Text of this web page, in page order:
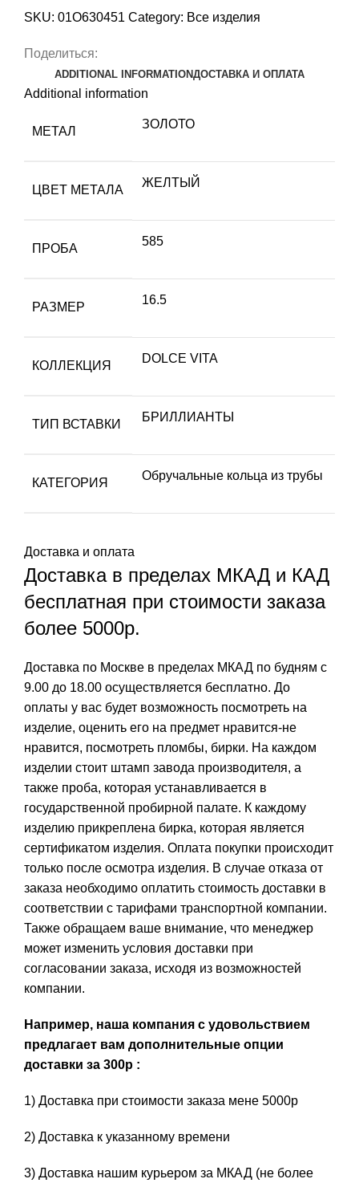
пробы
01О630451
quantity
SKU: 01О630451 Category: Все изделия
Поделиться:
ADDITIONAL INFORMATIONДОСТАВКА И ОПЛАТА
Additional information
МЕТАЛ
ЗОЛОТО
ЦВЕТ МЕТАЛА
ЖЕЛТЫЙ
ПРОБА
585
РАЗМЕР
16.5
КОЛЛЕКЦИЯ
DOLCE VITA
ТИП ВСТАВКИ
БРИЛЛИАНТЫ
КАТЕГОРИЯ
Обручальные кольца из трубы
Доставка и оплата
Доставка в пределах МКАД и КАД
бесплатная при стоимости заказа
более 5000р.
Доставка по Москве в пределах МКАД по будням с
9.00 до 18.00 осуществляется бесплатно. До
оплаты у вас будет возможность посмотреть на
изделие, оценить его на предмет нравится-не
нравится, посмотреть пломбы, бирки. На каждом
изделии стоит штамп завода производителя, а
также проба, которая устанавливается в
государственной пробирной палате. К каждому
изделию прикреплена бирка, которая является
сертификатом изделия. Оплата покупки происходит
только после осмотра изделия. В случае отказа от
заказа необходимо оплатить стоимость доставки в
соответствии с тарифами транспортной компании.
Также обращаем ваше внимание, что менеджер
может изменить условия доставки при
согласовании заказа, исходя из возможностей
компании.
Например, наша компания с удовольствием
предлагает вам дополнительные опции
доставки за 300р :
1) Доставка при стоимости заказа мене 5000р
2) Доставка к указанному времени
3) Доставка нашим курьером за МКАД (не более